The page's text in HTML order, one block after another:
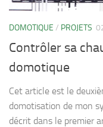
DOMOTIQUE / PROJETS
Contrôler sa
domotique
Cet article est le
domotisation de mon
décrit dans le premier